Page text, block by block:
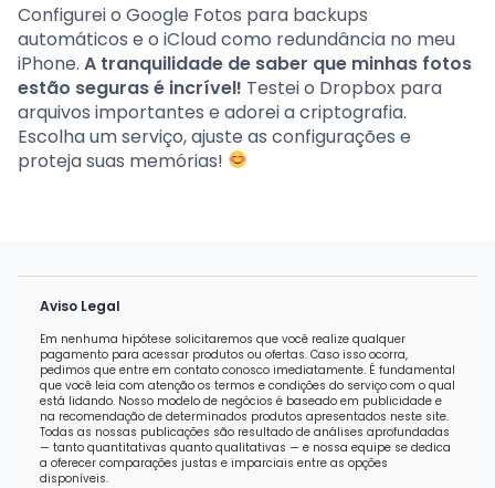
Configurei o Google Fotos para backups
automáticos e o iCloud como redundância no meu
iPhone. A tranquilidade de saber que minhas fotos
estão seguras é incrível! Testei o Dropbox para
arquivos importantes e adorei a criptografia.
Escolha um serviço, ajuste as configurações e
proteja suas memórias!
Aviso Legal
Em nenhuma hipótese solicitaremos que você realize qualquer
pagamento para acessar produtos ou ofertas. Caso isso ocorra,
pedimos que entre em contato conosco imediatamente. É fundamental
que você leia com atenção os termos e condições do serviço com o qual
está lidando. Nosso modelo de negócios é baseado em publicidade e
na recomendação de determinados produtos apresentados neste site.
Todas as nossas publicações são resultado de análises aprofundadas
— tanto quantitativas quanto qualitativas — e nossa equipe se dedica
a oferecer comparações justas e imparciais entre as opções
disponíveis.